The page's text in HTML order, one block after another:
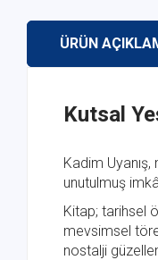
ÜRÜN
Kutsal
Kadim Uyanış,
unutulmuş
Kitap; tarihsel
mevsimsel
nostalji